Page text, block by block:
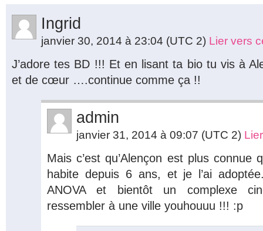
Ingrid
janvier 30, 2014 à 23:04 (UTC 2) Lier vers
J’adore tes BD !!! Et en lisant ta bio tu vis à
et de cœur ….continue comme ça !!
admin
janvier 31, 2014 à 09:07 (UTC 2)
Mais c’est qu’Alençon est plus connue
habite depuis 6 ans, et je l’ai
ANOVA et bientôt un complexe
ressembler à une ville youhouuu !!! :p